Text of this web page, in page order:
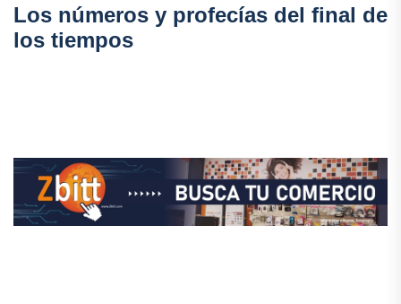
Los números y profecías del final de
los tiempos